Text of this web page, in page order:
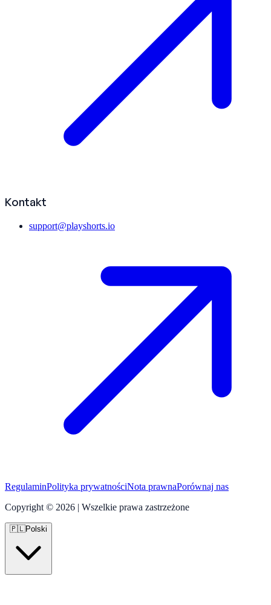
Kontakt
support@playshorts.io
RegulaminPolityka prywatnościNota prawnaPorównaj nas
Copyright © 2026 | Wszelkie prawa zastrzeżone
🇵🇱Polski